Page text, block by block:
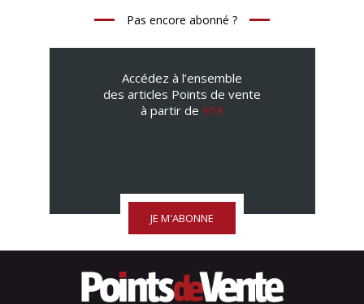
Pas encore abonné ?
Accédez à l’ensemble
des articles Points de vente
à partir de 95€
JE M'ABONNE